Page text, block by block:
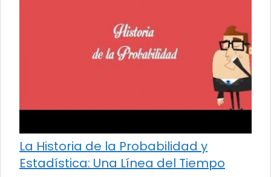
La Historia de la Probabilidad y
Estadística: Una Línea del Tiempo